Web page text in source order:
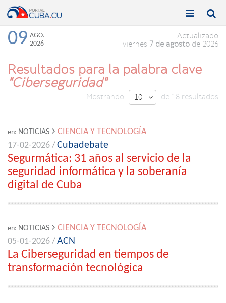
Toggle

Toggle

09 AGO.
2026
Actualizado
viernes 7 de agosto de 2026
Resultados para la palabra clave
"Ciberseguridad"
Mostrando 10  de 18 resultados
en: NOTICIAS
CIENCIA Y TECNOLOGÍA
17-02-2026 /Cubadebate
Segurmática: 31 años al servicio de la
seguridad informática y la soberanía
digital de Cuba
en: NOTICIAS
CIENCIA Y TECNOLOGÍA
05-01-2026 /ACN
La Ciberseguridad en tiempos de
transformación tecnológica